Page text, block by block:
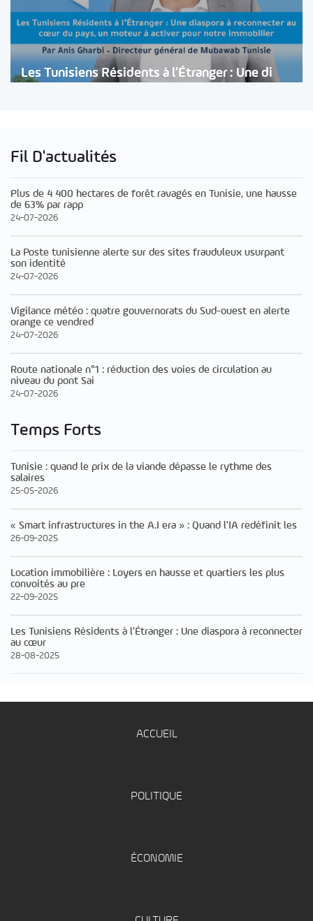
Les Tunisiens Résidents à l’Étranger : Une di
Fil D'actualités
Plus de 4 400 hectares de forêt ravagés en Tunisie, une hausse
de 63% par rapp
24-07-2026
La Poste tunisienne alerte sur des sites frauduleux usurpant
son identité
24-07-2026
Vigilance météo : quatre gouvernorats du Sud-ouest en alerte
orange ce vendred
24-07-2026
Route nationale n°1 : réduction des voies de circulation au
niveau du pont Sai
24-07-2026
Temps Forts
Tunisie : quand le prix de la viande dépasse le rythme des
salaires
25-05-2026
« Smart infrastructures in the A.I era » : Quand l’IA redéfinit les
26-09-2025
Location immobilière : Loyers en hausse et quartiers les plus
convoités au pre
22-09-2025
Les Tunisiens Résidents à l’Étranger : Une diaspora à reconnecter
au cœur
28-08-2025
ACCUEIL
POLITIQUE
ÉCONOMIE